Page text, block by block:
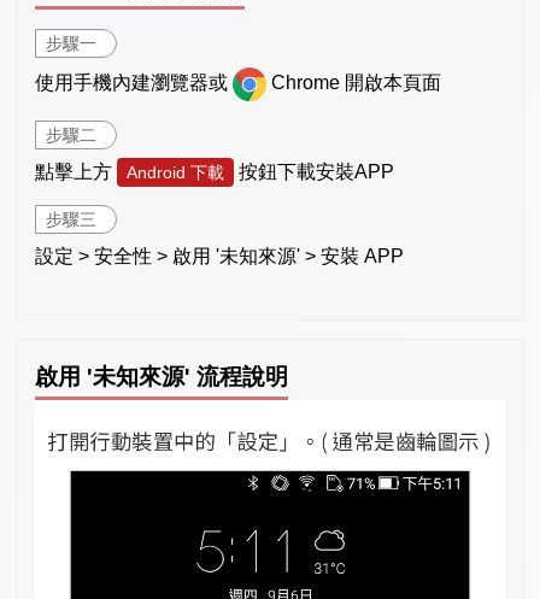
步驟一
使用手機內建瀏覽器或 Chrome 開啟本頁面
步驟二
點擊上方 Android 下載 按鈕下載安裝APP
步驟三
設定 > 安全性 > 啟用 '未知來源' > 安裝 APP
啟用 '未知來源' 流程說明